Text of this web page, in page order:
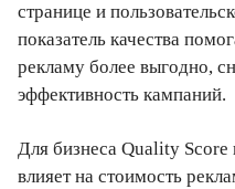
странице и
показатель качества
рекламу более выгодно,
эффективность кампаний.
Для бизнеса Quality
влияет на стоимость